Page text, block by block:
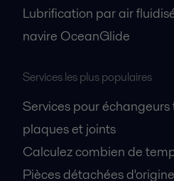
Lubrification par air
navire OceanGlide
Services les plus populaires
Services pour
plaques et joints
Calculez combien de
Pièces détachées d'origine